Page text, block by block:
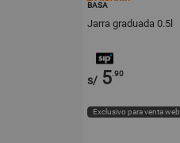
BASA
Jarra graduada 0.5l
s/ 5.90
Exclusivo para venta web